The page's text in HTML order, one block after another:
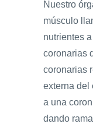
Nuestro
músculo
nutrientes
coronarias
coronarias
externa del
a una
dando